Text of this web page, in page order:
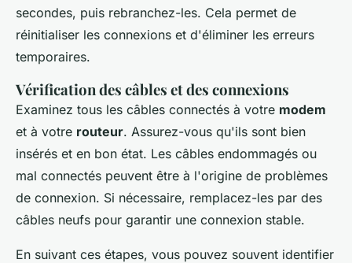
secondes, puis rebranchez-les. Cela permet de
réinitialiser les connexions et d'éliminer les erreurs
temporaires.
Vérification des câbles et des connexions
Examinez tous les câbles connectés à votre modem
et à votre routeur. Assurez-vous qu'ils sont bien
insérés et en bon état. Les câbles endommagés ou
mal connectés peuvent être à l'origine de problèmes
de connexion. Si nécessaire, remplacez-les par des
câbles neufs pour garantir une connexion stable.
En suivant ces étapes, vous pouvez souvent identifier